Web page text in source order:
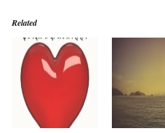
Related